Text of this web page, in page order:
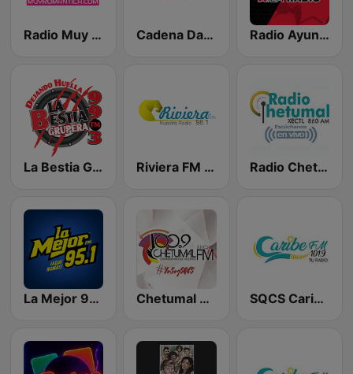
Radio Muy Romantica Mexico Cadena Dance México Radio Ayuntamiento
La Bestia Grupera 99.3 FM Riviera FM 98.1 Radio Chetumal 860 AM
La Mejor 95.1 FM Chetumal FM SQCS Caribe FM Cancún 101.9